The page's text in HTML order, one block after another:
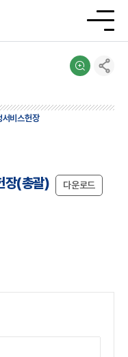
서비스헌장
장(총괄) 다운로드